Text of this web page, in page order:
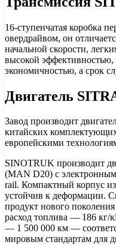
16-ступенчатая коробка
овердрайвом, он
начальной скорости,
высокой эффективностью,
экономичностью, а срок
Двигатель
Завод производит
китайских
европейскими
SINOTRUK производит
(MAN D20) с
rail. Компактный корпус
устойчив к деформации.
продукт нового
расход топлива — 186
— 1 500 000 км —
мировым стандартам для